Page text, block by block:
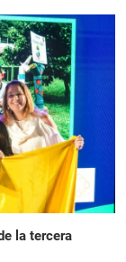
la tercera